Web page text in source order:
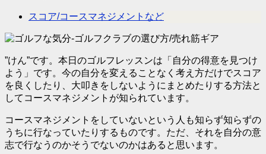
スコア/コースマネジメントなど
”けん”です。本日のゴルフレッスンは「 自分の得意を見つけ
よう 」です。今の自分を変えることなく考え方だけでスコア
を良くしたり、大叩きをしないようにまとめたりする方法と
してコースマネジメントが知られています。
コースマネジメントをしていないという人も知らず知らずの
うちに行なっていたりするものです。ただ、それを自分の意
志で行なうのかそうでないのかはあると思います。